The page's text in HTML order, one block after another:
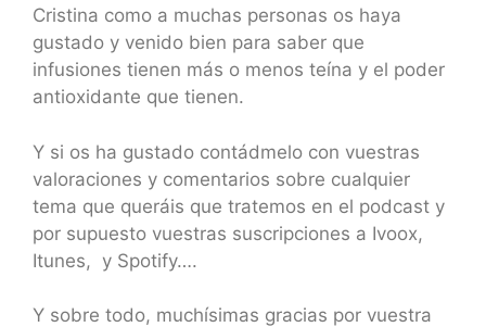
Cristina como a muchas personas os haya
gustado y venido bien para saber que
infusiones tienen más o menos teína y el poder
antioxidante que tienen.
Y si os ha gustado contádmelo con vuestras
valoraciones y comentarios sobre cualquier
tema que queráis que tratemos en el podcast y
por supuesto vuestras suscripciones a Ivoox,
Itunes, y Spotify….
Y sobre todo, muchísimas gracias por vuestra